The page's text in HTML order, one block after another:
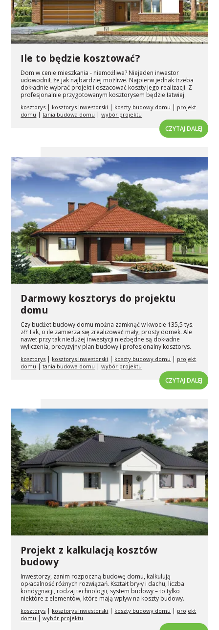
Ile to będzie kosztować?
Dom w cenie mieszkania - niemożliwe? Niejeden inwestor
udowodnił, że jak najbardziej możliwe. Najpierw jednak trzeba
dokładnie wybrać projekt i oszacować koszty jego realizacji. Z
profesjonalnie przygotowanym kosztorysem będzie łatwiej.
kosztorys | kosztorys inwestorski | koszty budowy domu | projekt
domu |tania budowa domu |wybór projektu
CZYTAJ DALEJ
Darmowy kosztorys do projektu
domu
Czy budżet budowy domu można zamknąć w kwocie 135,5 tys.
zł? Tak, o ile zamierza się zrealizować mały, prosty domek. Ale
nawet przy tak niedużej inwestycji niezbędne są dokładne
wyliczenia, precyzyjny plan budowy i profesjonalny kosztorys.
kosztorys | kosztorys inwestorski | koszty budowy domu | projekt
domu |tania budowa domu |wybór projektu
CZYTAJ DALEJ
Projekt z kalkulacją kosztów
budowy
Inwestorzy, zanim rozpoczną budowę domu, kalkulują
opłacalność różnych rozwiązań. Kształt bryły i dachu, liczba
kondygnacji, rodzaj technologii, system budowy – to tylko
niektóre z elementów, które mają wpływ na koszty budowy.
kosztorys | kosztorys inwestorski | koszty budowy domu | projekt
domu |wybór projektu